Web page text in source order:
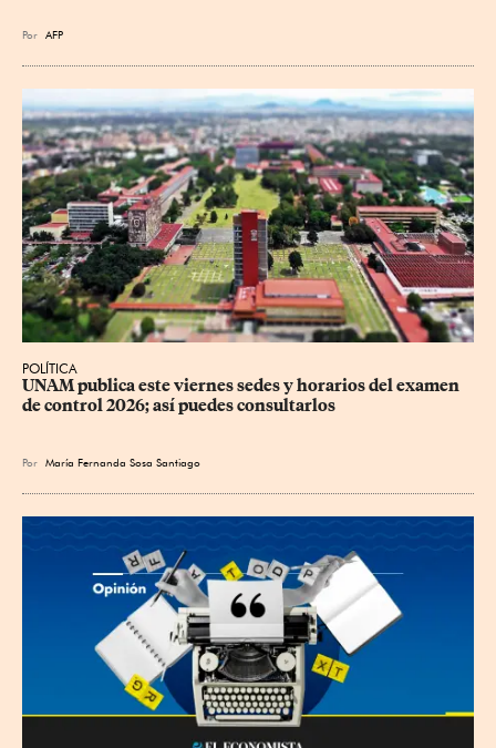
Por AFP
POLÍTICA
UNAM publica este viernes sedes y horarios del examen
de control 2026; así puedes consultarlos
Por María Fernanda Sosa Santiago